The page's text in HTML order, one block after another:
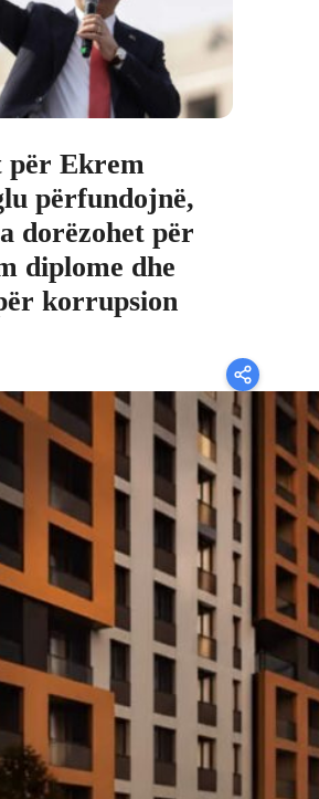
për Ekrem
përfundojnë,
dorëzohet për
diplome dhe
korrupsion